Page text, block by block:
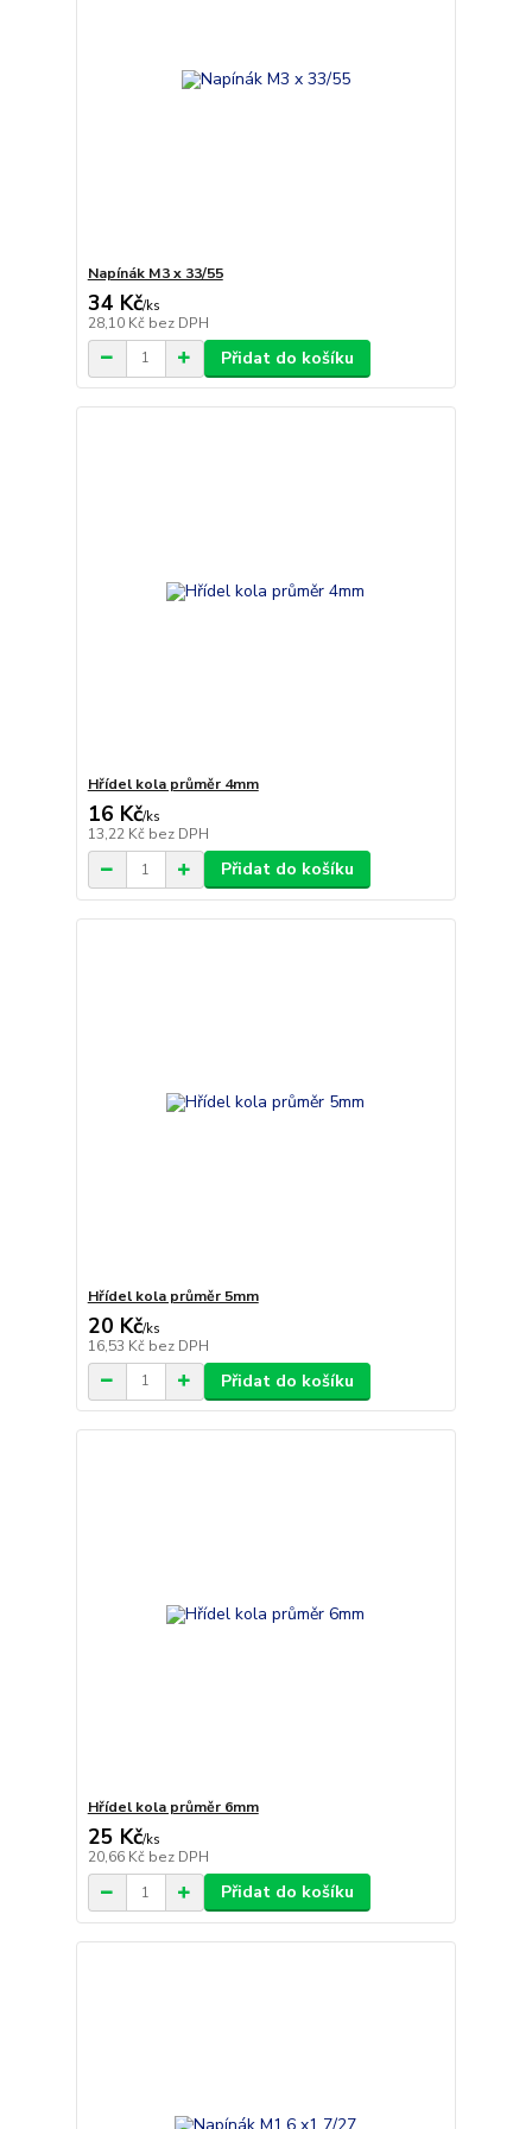
Napínák M3 x 33/55
34 Kč/ks
28,10 Kč bez DPH
Přidat do košíku
Hřídel kola průměr 4mm
16 Kč/ks
13,22 Kč bez DPH
Přidat do košíku
Hřídel kola průměr 5mm
20 Kč/ks
16,53 Kč bez DPH
Přidat do košíku
Hřídel kola průměr 6mm
25 Kč/ks
20,66 Kč bez DPH
Přidat do košíku